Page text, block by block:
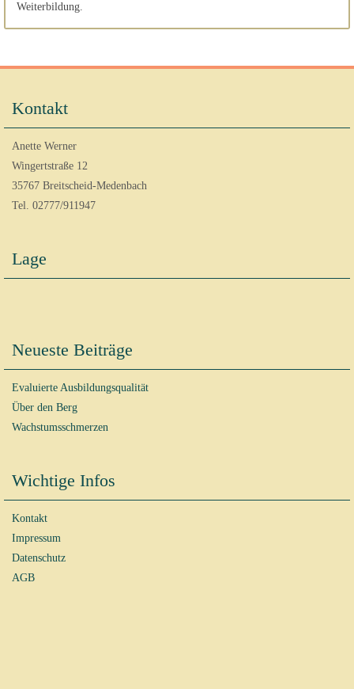
Weiterbildung.
Kontakt
Anette Werner
Wingertstraße 12
35767 Breitscheid-Medenbach
Tel. 02777/911947
Lage
Neueste Beiträge
Evaluierte Ausbildungsqualität
Über den Berg
Wachstumsschmerzen
Wichtige Infos
Kontakt
Impressum
Datenschutz
AGB